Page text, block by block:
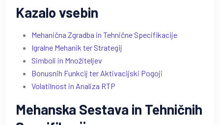
Kazalo vsebin
Mehanična Zgradba in Tehnične Specifikacije
Igralne Mehanik ter Strategij
Simboli in Množiteljev
Bonusnih Funkcij ter Aktivacijski Pogoji
Volatilnost in Analiza RTP
Mehanska Sestava in Tehničnih